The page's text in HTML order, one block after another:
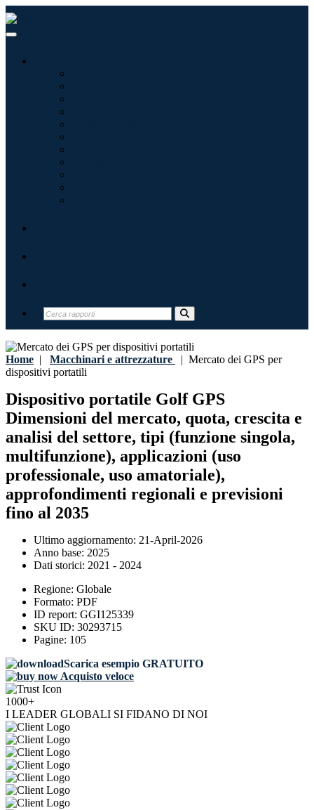
Home | Macchinari e attrezzature | Mercato dei GPS per
dispositivi portatili
Dispositivo portatile Golf GPS
Dimensioni del mercato, quota, crescita e
analisi del settore, tipi (funzione singola,
multifunzione), applicazioni (uso
professionale, uso amatoriale),
approfondimenti regionali e previsioni
fino al 2035
Ultimo aggiornamento: 21-April-2026
Anno base: 2025
Dati storici: 2021 - 2024
Regione: Globale
Formato: PDF
ID report: GGI125339
SKU ID: 30293715
Pagine: 105
Scarica esempio GRATUITO
Acquisto veloce
1000+
I LEADER GLOBALI SI FIDANO DI NOI